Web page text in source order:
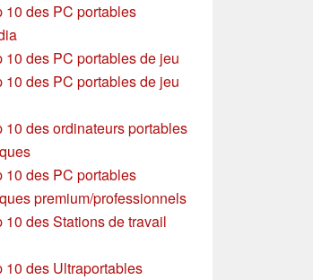
10 des PC portables
10 des PC portables de jeu
10 des PC portables de jeu
10 des ordinateurs portables
10 des PC portables
premium/professionnels
10 des Stations de travail
10 des Ultraportables